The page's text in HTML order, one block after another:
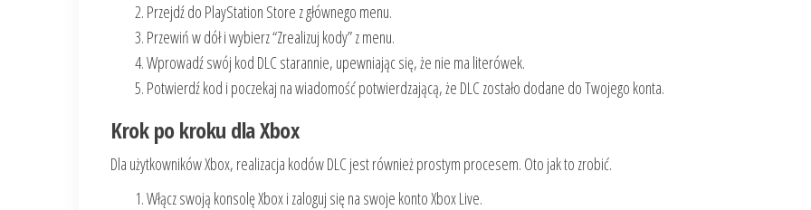
Przejdź do PlayStation Store z głównego menu.
Przewiń w dół i wybierz “Zrealizuj kody” z menu.
Wprowadź swój kod DLC starannie, upewniając się, że nie ma literówek.
Potwierdź kod i poczekaj na wiadomość potwierdzającą, że DLC zostało dodane do Twojego konta.
Krok po kroku dla Xbox
Dla użytkowników Xbox, realizacja kodów DLC jest również prostym procesem. Oto jak to zrobić.
Włącz swoją konsolę Xbox i zaloguj się na swoje konto Xbox Live.